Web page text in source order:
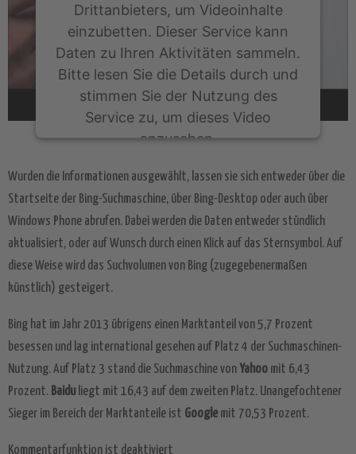
Drittanbieters, um Videoinhalte
einzubetten. Dieser Service kann
Daten zu Ihren Aktivitäten sammeln.
Bitte lesen Sie die Details durch und
stimmen Sie der Nutzung des
Service zu, um dieses Video
anzusehen.
Mehr Informationen
Akzeptieren
Management Platform&eRecht24
Wurden die Informationen ausgewählt, lassen sie sich entweder über die
Startseite der Bing-Suchmaschine, über Bing-Desktop oder auch über
Windows Phone abrufen. Dabei werden die Daten entweder stündlich
aktualisiert, oder auf Wunsch durch einen Klick auf das Sternsymbol. Auf
diese Weise wird das Suchvolumen von Bing (zugegebenermaßen
künstlich) gesteigert.
Bing hat im Jahr 2013 übrigens einen Marktanteil von 5,7 Prozent
besessen und lag international gesehen auf Platz 4 der Suchmaschinen-
Nutzung. Auf Platz 3 stand die Suchmaschine von Yahoo mit 6,43
Prozent. Baidu liegt mit 16,43 auf dem zweiten Platz. Unangefochtener
Sieger im Bereich der Marktanteile ist Google mit 70,53 Prozent.
Kommentarfunktion ist deaktiviert